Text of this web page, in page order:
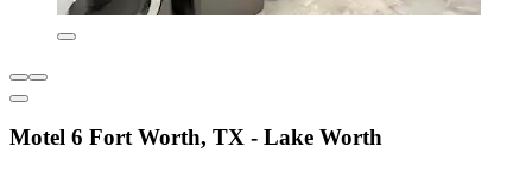
Motel 6 Fort Worth, TX - Lake Worth